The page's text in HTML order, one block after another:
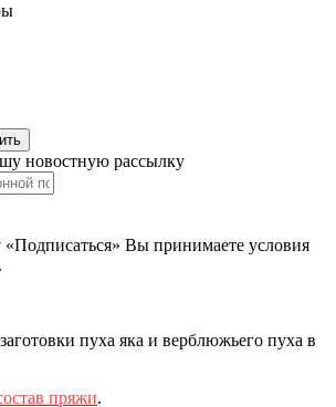
новостную рассылку
Вы принимаете условия
.
пуха яка и верблюжьего пуха в
пряжи.